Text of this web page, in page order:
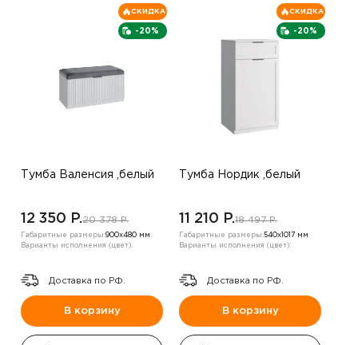
-20%
СКИДКА
Тумба Валенсия ,белый
12 350 P.20 378 P.
Габаритные размеры:900х480 мм
Варианты исполнения (цвет):
Доставка по РФ.
В корзину
-20%
СКИДКА
Тумба Нордик ,белый
11 210 P.18 497 P.
Габаритные размеры:540х1017 мм
Варианты исполнения (цвет):
Доставка по РФ.
В корзину